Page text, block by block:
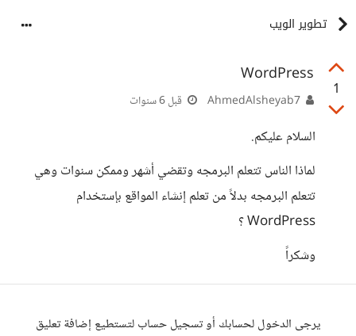
تطوير الويب
1
WordPress
قبل 6 سنوات
السلام عليكم.
لماذا الناس تتعلم البرمجه وتقضي أشهر وممكن سنوات وهي
تتعلم البرمجه بدلاً من تعلم إنشاء المواقع بإستخدام
WordPress ؟
وشكراً
يرجى الدخول لحسابك أو تسجيل حساب لتستطيع إضافة تعليق